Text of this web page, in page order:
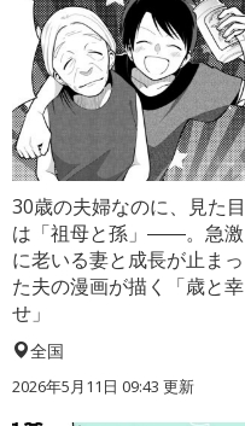
30歳の夫婦なのに、見た目
は「祖母と孫」――。急激
に老いる妻と成長が止まっ
た夫の漫画が描く「歳と幸
せ」
全国
2026年5月11日 09:43 更新